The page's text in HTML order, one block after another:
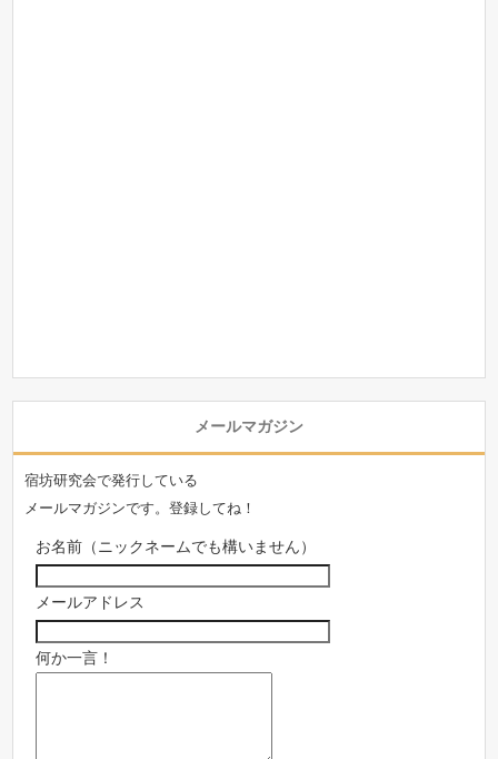
メールマガジン
宿坊研究会で発行している
メールマガジンです。登録してね！
お名前（ニックネームでも構いません）
メールアドレス
何か一言！